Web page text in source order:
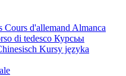
Cours d'allemand Almanca
di tedesco Курсьы
Kursy języka